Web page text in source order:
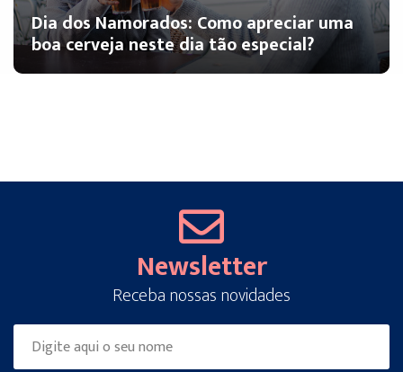
Dia dos Namorados: Como apreciar uma
boa cerveja neste dia tão especial?
Newsletter
Receba nossas novidades